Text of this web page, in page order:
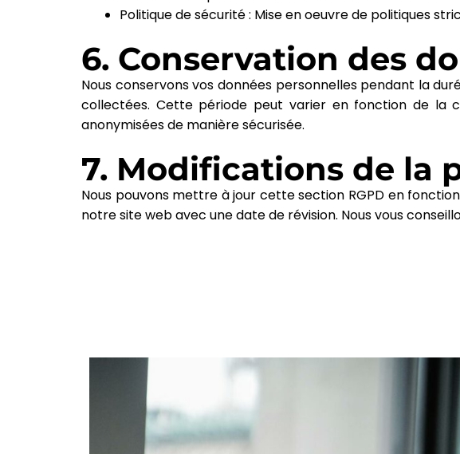
Politique de sécurité : Mise en oeuvre de politiques
6. Conservation des
Nous conservons vos données personnelles pendant la
collectées. Cette période peut varier en fonction de la
anonymisées de manière sécurisée.
7. Modifications de la
Nous pouvons mettre à jour cette section RGPD en
notre site web avec une date de révision. Nous vous